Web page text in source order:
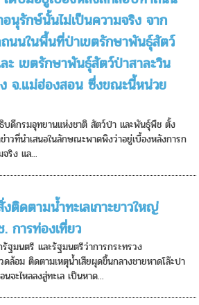
นุรักษ์นั้นไม่เป็นความจริง จาก
นนในพื้นที่ป่าเขตรักษาพันธุ์สัตว์
เขตรักษาพันธุ์สัตว์ป่าสาละวิน
จ.แม่ฮ่องสอน ซึ่งขณะนี้หน่วย
ดีกรมอุทยานแห่งชาติ สัตว์ป่า และพันธุ์พืช ตั้ง
าวที่นำเสนอในลักษณะพาดพิงว่าอยู่เบื้องหลังการก
ริง แล...
ติดตามน้ำทะเลเกาะยาวใหญ่
การท่องเที่ยว
ฐมนตรี และรัฐมนตรีว่าการกระทรวง
ล้อม ติดตามเหตุน้ำเสียผุดขึ้นกลางชายหาดโล๊ะปา
ะไหลลงสู่ทะเล เป็นหาด...